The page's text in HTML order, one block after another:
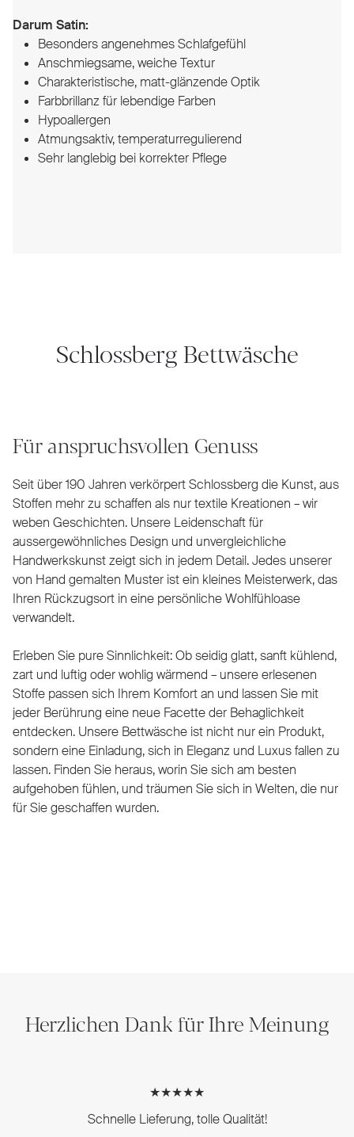
Darum Satin:
Besonders angenehmes Schlafgefühl
Anschmiegsame, weiche Textur
Charakteristische, matt-glänzende Optik
Farbbrillanz für lebendige Farben
Hypoallergen
Atmungsaktiv, temperaturregulierend
Sehr langlebig bei korrekter Pflege
Schlossberg Bettwäsche
Für anspruchsvollen Genuss
Seit über 190 Jahren verkörpert Schlossberg die Kunst, aus
Stoffen mehr zu schaffen als nur textile Kreationen – wir
weben Geschichten. Unsere Leidenschaft für
aussergewöhnliches Design und unvergleichliche
Handwerkskunst zeigt sich in jedem Detail. Jedes unserer
von Hand gemalten Muster ist ein kleines Meisterwerk, das
Ihren Rückzugsort in eine persönliche Wohlfühloase
verwandelt.
Erleben Sie pure Sinnlichkeit: Ob seidig glatt, sanft kühlend,
zart und luftig oder wohlig wärmend – unsere erlesenen
Stoffe passen sich Ihrem Komfort an und lassen Sie mit
jeder Berührung eine neue Facette der Behaglichkeit
entdecken. Unsere Bettwäsche ist nicht nur ein Produkt,
sondern eine Einladung, sich in Eleganz und Luxus fallen zu
lassen. Finden Sie heraus, worin Sie sich am besten
aufgehoben fühlen, und träumen Sie sich in Welten, die nur
für Sie geschaffen wurden.
Herzlichen Dank für Ihre Meinung
★★★★★
Schnelle Lieferung, tolle Qualität!